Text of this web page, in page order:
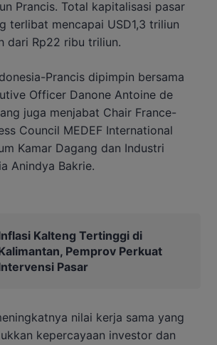
Prancis. Total kapitalisasi pasar
terlibat mencapai USD1,3 triliun
dari Rp22 ribu triliun.
Prancis dipimpin bersama
Officer Danone Antoine de
juga menjabat Chair France-
Council MEDEF International
Kamar Dagang dan Industri
Anindya Bakrie.
Kalteng Tertinggi di
Pemprov Perkuat
Pasar
nilai kerja sama yang
kepercayaan investor dan